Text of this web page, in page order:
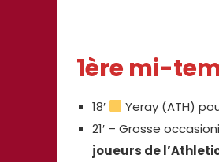
1ère mi-
18′
Yeray (ATH)
21′ – Grosse
joueurs de